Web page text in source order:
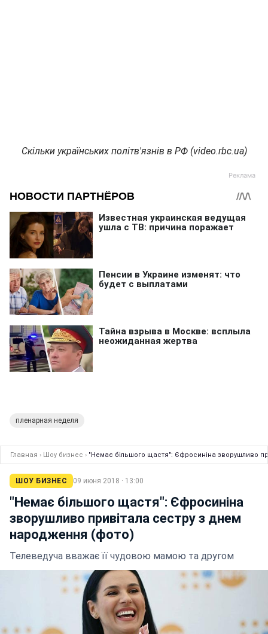
Скільки українських політв'язнів в РФ (video.rbc.ua)
пленарная неделя
Главная › Шоу бизнес › "Немає більшого щастя": Єфросиніна зворушливо
ШОУ БИЗНЕС 09 июня 2018 · 13:00
"Немає більшого щастя": Єфросиніна
зворушливо привітала сестру з днем
народження (фото)
Телеведуча вважає її чудовою мамою та другом